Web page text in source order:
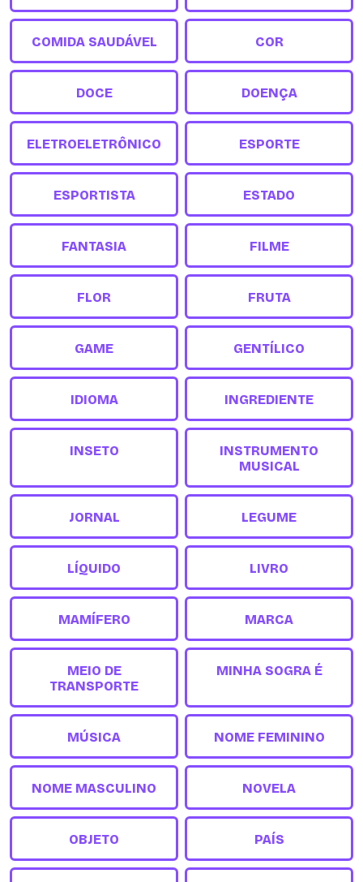
COMIDA SAUDÁVEL COR
DOCE DOENÇA
ELETROELETRÔNICO ESPORTE
ESPORTISTA ESTADO
FANTASIA FILME
FLOR FRUTA
GAME GENTÍLICO
IDIOMA INGREDIENTE
INSETO
INSTRUMENTO
MUSICAL
JORNAL LEGUME
LÍQUIDO LIVRO
MAMÍFERO MARCA
MEIO DE
TRANSPORTE
MINHA SOGRA É
MÚSICA NOME FEMININO
NOME MASCULINO NOVELA
OBJETO PAÍS